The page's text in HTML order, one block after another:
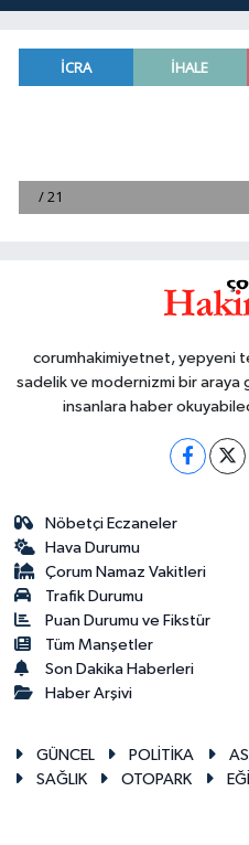
corumhakimiyetnet, yepyeni
sadelik ve modernizmi bir araya
insanlara haber
Nöbetçi Eczaneler
Hava Durumu
Çorum Namaz Vakitleri
Trafik Durumu
Puan Durumu ve Fikstür
Tüm Manşetler
Son Dakika Haberleri
Haber Arşivi
GÜNCEL POLİTİKA
SAĞLIK
OTOPARK